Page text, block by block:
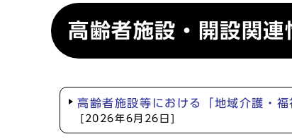
高齢者施設・開設関連
高齢者施設等における「地域介護・
[2026年6月26日]